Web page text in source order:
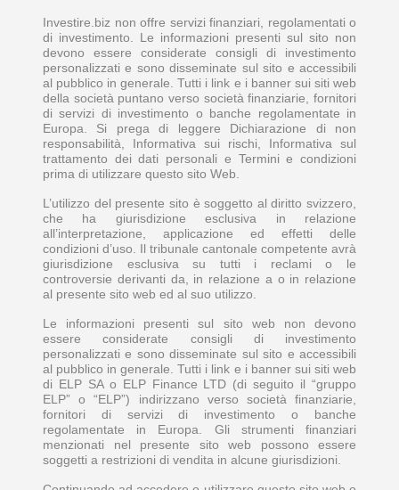
Investire.biz non offre servizi finanziari, regolamentati o
di investimento. Le informazioni presenti sul sito non
devono essere considerate consigli di investimento
personalizzati e sono disseminate sul sito e accessibili
al pubblico in generale. Tutti i link e i banner sui siti web
della società puntano verso società finanziarie, fornitori
di servizi di investimento o banche regolamentate in
Europa. Si prega di leggere Dichiarazione di non
responsabilità, Informativa sui rischi, Informativa sul
trattamento dei dati personali e Termini e condizioni
prima di utilizzare questo sito Web.
L’utilizzo del presente sito è soggetto al diritto svizzero,
che ha giurisdizione esclusiva in relazione
all’interpretazione, applicazione ed effetti delle
condizioni d’uso. Il tribunale cantonale competente avrà
giurisdizione esclusiva su tutti i reclami o le
controversie derivanti da, in relazione a o in relazione
al presente sito web ed al suo utilizzo.
Le informazioni presenti sul sito web non devono
essere considerate consigli di investimento
personalizzati e sono disseminate sul sito e accessibili
al pubblico in generale. Tutti i link e i banner sui siti web
di ELP SA o ELP Finance LTD (di seguito il “gruppo
ELP” o “ELP”) indirizzano verso società finanziarie,
fornitori di servizi di investimento o banche
regolamentate in Europa. Gli strumenti finanziari
menzionati nel presente sito web possono essere
soggetti a restrizioni di vendita in alcune giurisdizioni.